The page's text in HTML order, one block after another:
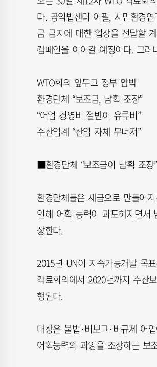
다. 공익법센터 어필, 시민환경
금 금지에 대한 입장을 전달할
캠페인을 이어갈 예정이다. 그러
WTO회의 앞두고 정부 압박
환경단체 “보조금, 남획 조장”
“어업 경영비 절반이 유류비”
수산업계 “산업 자체 무너져”
■환경단체 “보조금이 남획 조장”
환경단체들은 세금으로 만들어
인해 어획 능력이 과도해지면서
장한다.
2015년 UN이 지속가능개발 목
각료회의에서 2020년까지 수산
행된다.
대상은 불법·비보고·비규제 어
어획능력의 과잉을 조장하는 보